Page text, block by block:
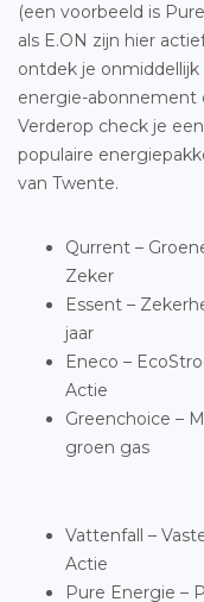
(een voorbeeld is
als E.ON zijn hier
ontdek je
energie-abonnement
Verderop check je
populaire
van Twente.
Qurrent –
Zeker
Essent –
jaar
Eneco –
Actie
Greenchoice –
groen gas
Vattenfall –
Actie
Pure Energie –